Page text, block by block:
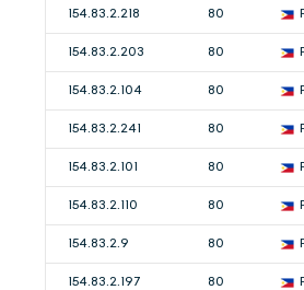
154.83.2.218 80
154.83.2.203 80
154.83.2.104 80
154.83.2.241 80
154.83.2.101 80
154.83.2.110 80
154.83.2.9 80
154.83.2.197 80